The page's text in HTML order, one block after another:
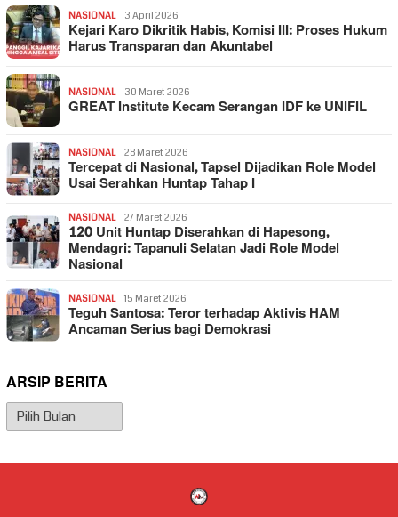
NASIONAL 3 April 2026
Kejari Karo Dikritik Habis, Komisi III: Proses Hukum
Harus Transparan dan Akuntabel
NASIONAL 30 Maret 2026
GREAT Institute Kecam Serangan IDF ke UNIFIL
NASIONAL 28 Maret 2026
Tercepat di Nasional, Tapsel Dijadikan Role Model
Usai Serahkan Huntap Tahap I
NASIONAL 27 Maret 2026
120 Unit Huntap Diserahkan di Hapesong,
Mendagri: Tapanuli Selatan Jadi Role Model
Nasional
NASIONAL 15 Maret 2026
Teguh Santosa: Teror terhadap Aktivis HAM
Ancaman Serius bagi Demokrasi
ARSIP BERITA
Arsip
Berita